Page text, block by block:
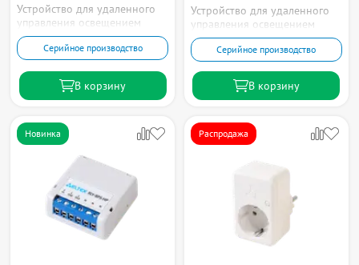
Устройство для удаленного
управления освещением
Серийное производство
В корзину
Устройство для удаленного
управления освещением
Серийное производство
В корзину
Новинка Распродажа